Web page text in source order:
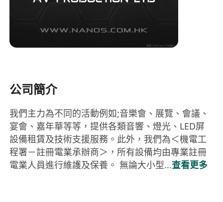
公司簡介
我們主力為不同的活動例如;音樂會、展覽、會議、
宴會、嘉年華等等，提供各類音響、燈光、LED屏
設備租賃及技術支援服務。此外，我們為＜機電工
程署－註冊電業承辦商＞，所有設備均由專業註冊
電業人員進行維護及保養。 無論大小型...查看更多